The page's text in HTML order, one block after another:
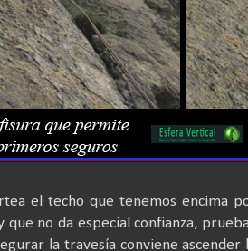
el techo que tenemos encima
que no da especial confianza,
la travesía conviene